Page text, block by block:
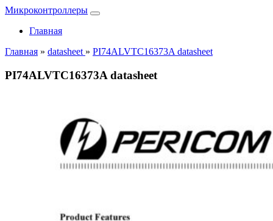
Микроконтроллеры
Главная
Главная » datasheet » PI74ALVTC16373A datasheet
PI74ALVTC16373A datasheet